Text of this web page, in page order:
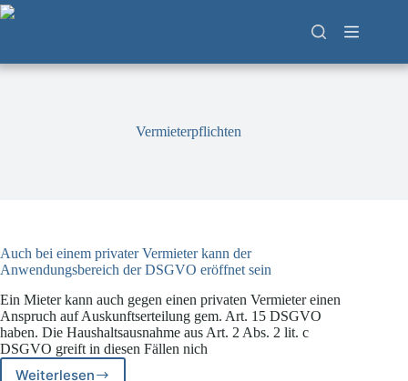
Zum
Inhalt
Vermieterpflichten
Auch bei einem privater Vermieter kann der
Anwendungsbereich der DSGVO eröffnet sein
Ein Mieter kann auch gegen einen privaten Vermieter einen
Anspruch auf Auskunftserteilung gem. Art. 15 DSGVO
haben. Die Haushaltsausnahme aus Art. 2 Abs. 2 lit. c
DSGVO greift in diesen Fällen nich
Weiterlesen